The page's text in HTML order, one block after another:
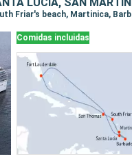
Comidas incluidas